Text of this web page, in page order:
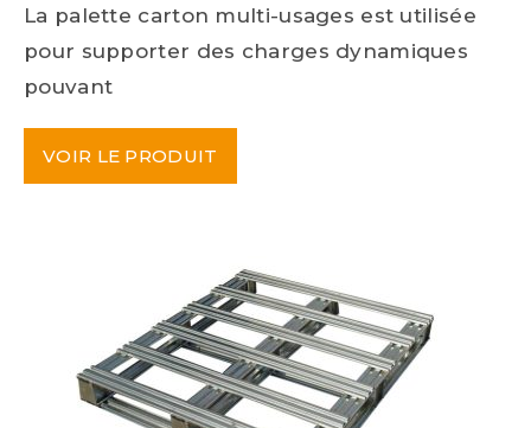
La palette carton multi-usages est utilisée
pour supporter des charges dynamiques
pouvant
VOIR LE PRODUIT